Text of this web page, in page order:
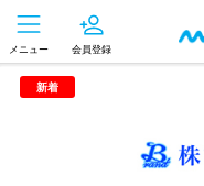
メニュー 会員登録
新着